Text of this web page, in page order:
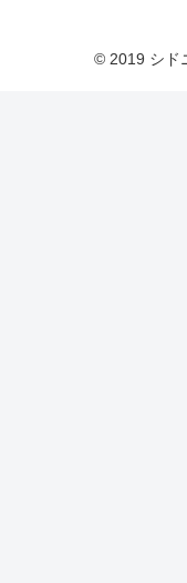
© 2019 シド